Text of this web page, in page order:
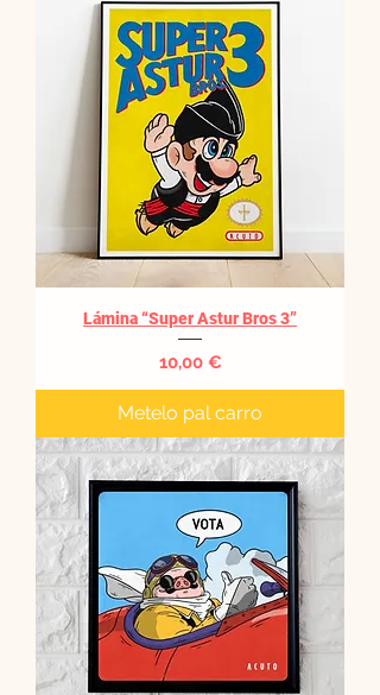
Lámina “Super Astur Bros 3”
Precio
10,00 €
Metelo pal carro